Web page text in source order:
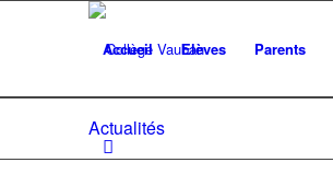
Accueil Elèves Parents
Actualités